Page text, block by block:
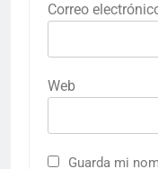
Correo
Web
Guarda mi